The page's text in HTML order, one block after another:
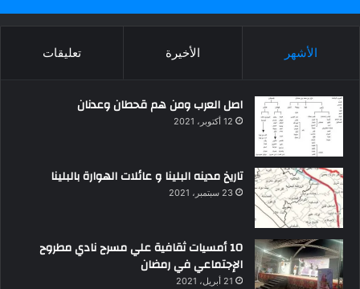
الأشهر الأخيرة تعليقات
اصل العرب ومن هم قحطان وعدنان
12 أكتوبر، 2021
تاريخ مدينه البلينا و عائلات الهوارة بالبلينا
23 سبتمبر، 2021
10 أمسيات ثقافية علي مسرح نادي مطروح
الإجتماعي في رمضان
21 أبريل، 2021